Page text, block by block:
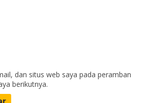
dan situs web saya pada peramban
berikutnya.